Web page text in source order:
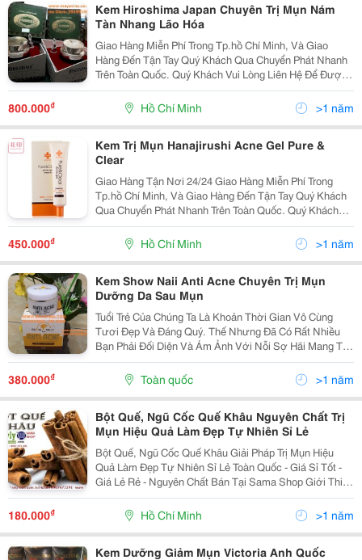
Kem Hiroshima Japan Chuyên Trị Mụn Nám
Tàn Nhang Lão Hóa
Giao Hàng Miễn Phí Trong Tp.hồ Chí Minh, Và Giao
Hàng Đến Tận Tay Quý Khách Qua Chuyển Phát Nhanh
Trên Toàn Quốc. Quý Khách Vui Lòng Liên Hệ Để Được
Tư Vấn Và Báo Giá Tốt Nhất! Xin Chân Thành Cảm Ơn!
...............................O0O....
800.000₫ Hồ Chí Minh >1 năm
Kem Trị Mụn Hanajirushi Acne Gel Pure &
Clear
Giao Hàng Tận Nơi 24/24 Giao Hàng Miễn Phí Trong
Tp.hồ Chí Minh, Và Giao Hàng Đến Tận Tay Quý Khách
Qua Chuyển Phát Nhanh Trên Toàn Quốc. Quý Khách
Vui Lòng Liên Hệ Để Được Tư Vấn Và Báo Giá Tốt
Nhất! Xin Chân Thành Cảm Ơn! Liên Hệ Tp.
450.000₫ Hồ Chí Minh >1 năm
Kem Show Naii Anti Acne Chuyên Trị Mụn
Dưỡng Da Sau Mụn
Tuổi Trẻ Của Chúng Ta Là Khoản Thời Gian Vô Cùng
Tươi Đẹp Và Đáng Quý. Thế Nhưng Đã Có Rất Nhiều
Bạn Phải Đối Diện Và Ám Ảnh Với Nỗi Sợ Hãi Mang Tên
&Ldquo;Mụn&Rdquo; Suốt Cả Khoảng Thời Gian Đó.
Nỗi Khát Khao Lớn Nhất Của Các Bạn Chính Là Có Một
380.000₫ Toàn quốc >1 năm
Bột Quế, Ngũ Cốc Quế Khâu Nguyên Chất Trị
Mụn Hiệu Quả Làm Đẹp Tự Nhiên Sỉ Lẻ
Bột Quế, Ngũ Cốc Quế Khâu Giải Pháp Trị Mụn Hiệu
Quả Làm Đẹp Tự Nhiên Sỉ Lẻ Toàn Quốc - Giá Sỉ Tốt -
Giá Lẻ Rẻ - Nguyên Chất Bán Tại Sama Shop Giới Thiệu
Về Sản Phẩm Bột Quế Công Dụng Làm Đẹp Thần Kỳ
Bột Quế
180.000₫ Hồ Chí Minh >1 năm
Kem Dưỡng Giảm Mụn Victoria Anh Quốc